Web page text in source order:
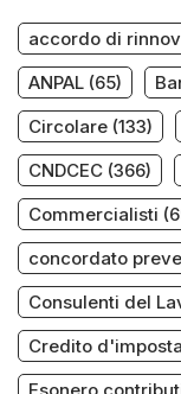
accordo di
ANPAL (65)
Circolare (133)
CNDCEC (366)
Commercialisti
concordato
Consulenti del
Credito d'imposta